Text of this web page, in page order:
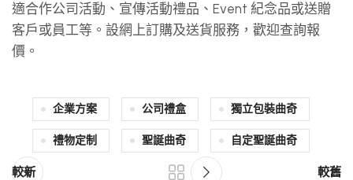
適合作公司活動、宣傳活動禮品、Event 紀念品或送贈
客戶或員工等。設網上訂購及送貨服務，歡迎查詢報
價。
企業方案 公司禮盒 獨立包裝曲奇
禮物定制 聖誕曲奇 自定聖誕曲奇
較新 較舊